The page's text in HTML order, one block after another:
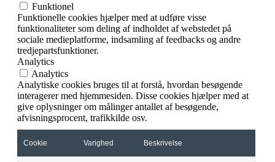
Funktionel
Funktionelle cookies hjælper med at udføre visse
funktionaliteter som deling af indholdet af webstedet på
sociale medieplatforme, indsamling af feedbacks og andre
tredjepartsfunktioner.
Analytics
Analytics
Analytiske cookies bruges til at forstå, hvordan besøgende
interagerer med hjemmesiden. Disse cookies hjælper med at
give oplysninger om målinger antallet af besøgende,
afvisningsprocent, trafikkilde osv.
Cookie Varighed Beskrivelse